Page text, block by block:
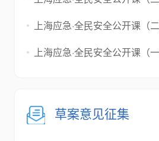
上海应急·全民安全公开课（二）：应急守护家+：你的安全
上海应急·全民安全公开课（一）：生产安全“硬核”指
草案意见征集